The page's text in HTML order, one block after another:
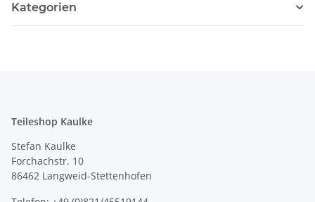
Kategorien
Teileshop Kaulke
Stefan Kaulke
Forchachstr. 10
86462 Langweid-Stettenhofen